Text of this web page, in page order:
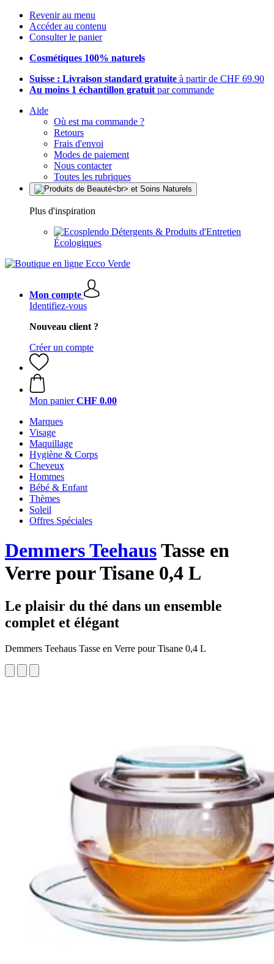
Revenir au menu
Accéder au contenu
Consulter le panier
Cosmétiques 100% naturels
Suisse : Livraison standard gratuite à partir de CHF 69.90
Au moins 1 échantillon gratuit par commande
Aide
Où est ma commande ?
Retours
Frais d'envoi
Modes de paiement
Nous contacter
Toutes les rubriques
Plus d'inspiration
Détergents & Produits d'Entretien
Écologiques
Mon compte
Identifiez-vous
Nouveau client ?
Créer un compte
Mon panier CHF 0.00
Marques
Visage
Maquillage
Hygiène & Corps
Cheveux
Hommes
Bébé & Enfant
Thèmes
Soleil
Offres Spéciales
Demmers TeehausTasse en
Verre pour Tisane 0,4 L
Le plaisir du thé dans un ensemble
complet et élégant
Demmers Teehaus Tasse en Verre pour Tisane 0,4 L